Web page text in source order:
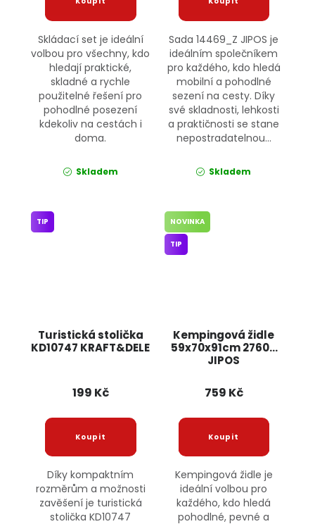
Skládací set je ideální
volbou pro všechny, kdo
hledají praktické,
skladné a rychle
použitelné řešení pro
pohodlné posezení
kdekoliv na cestách i
doma.
Skladem
Sada 14469_Z JIPOS je
ideálním společníkem
pro každého, kdo hledá
mobilní a pohodlné
sezení na cesty. Díky
své skladnosti, lehkosti
a praktičnosti se stane
nepostradatelnou...
Skladem
Turistická stolička
KD10747 KRAFT&DELE
TIP
199 Kč
Díky kompaktním
rozměrům a možnosti
zavěšení je turistická
stolička KD10747
Kempingová židle
59x70x91cm 27609
JIPOS
NOVINKA
TIP
759 Kč
Kempingová židle je
ideální volbou pro
každého, kdo hledá
pohodlné, pevné a